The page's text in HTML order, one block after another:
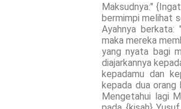
Maksudnya:"
bermimpi melihat
Ayahnya berkata:
maka mereka
yang nyata bagi
diajarkannya
kepadamu dan
kepada dua orang
Mengetahui lagi